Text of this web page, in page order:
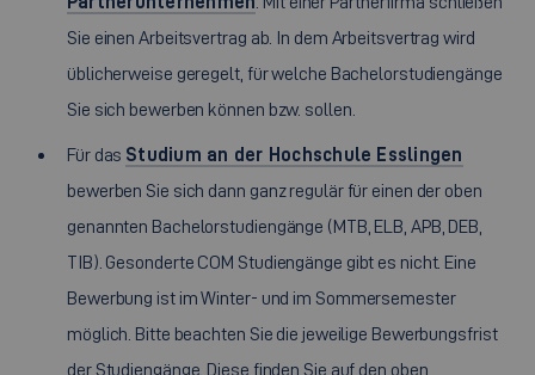
Sie einen Arbeitsvertrag ab. In dem Arbeitsvertrag wird
üblicherweise geregelt, für welche Bachelorstudiengänge
Sie sich bewerben können bzw. sollen.
Für das Studium an der Hochschule Esslingen
bewerben Sie sich dann ganz regulär für einen der oben
genannten Bachelorstudiengänge (MTB, ELB, APB, DEB,
TIB). Gesonderte COM Studiengänge gibt es nicht. Eine
Bewerbung ist im Winter- und im Sommersemester
möglich. Bitte beachten Sie die jeweilige Bewerbungsfrist
der Studiengänge. Diese finden Sie auf den oben